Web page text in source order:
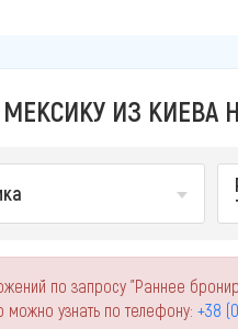
ИЗ КИЕВА
по запросу "Раннее
узнать по телефону: +38